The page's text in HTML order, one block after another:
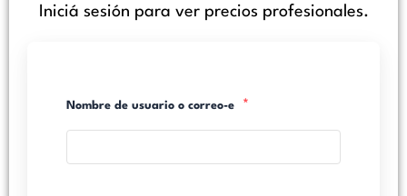
Iniciá sesión para ver precios profesionales.
Nombre de usuario o correo-e *